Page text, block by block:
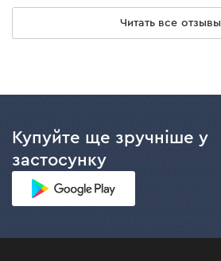
Читать все отзывы
Купуйте ще зручніше у
застосунку